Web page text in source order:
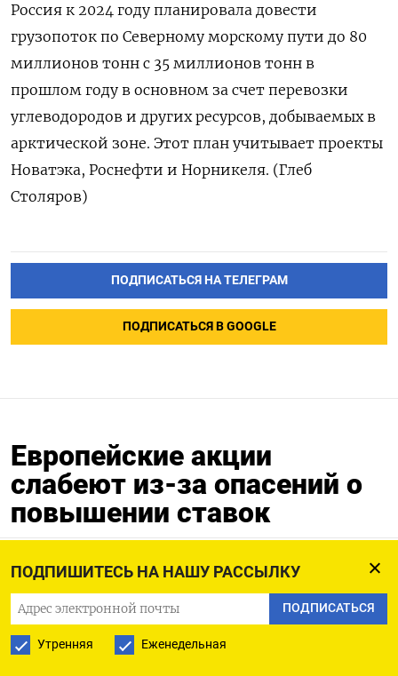
ПОДПИШИТЕСЬ НА НАШУ РАССЫЛКУ
ПОДПИСАТЬСЯ
Утренняя Еженедельная
Россия к 2024 году планировала довести
грузопоток по Северному морскому пути до 80
миллионов тонн с 35 миллионов тонн в
прошлом году в основном за счет перевозки
углеводородов и других ресурсов, добываемых в
арктической зоне. Этот план учитывает проекты
Новатэка, Роснефти и Норникеля. (Глеб
Столяров)
ПОДПИСАТЬСЯ НА ТЕЛЕГРАМ
ПОДПИСАТЬСЯ В GOOGLE
Европейские акции
слабеют из-за опасений о
повышении ставок
22 июн (Рейтер) - Европейские фондовые
индексы отступают в четверг на фоне опасений о